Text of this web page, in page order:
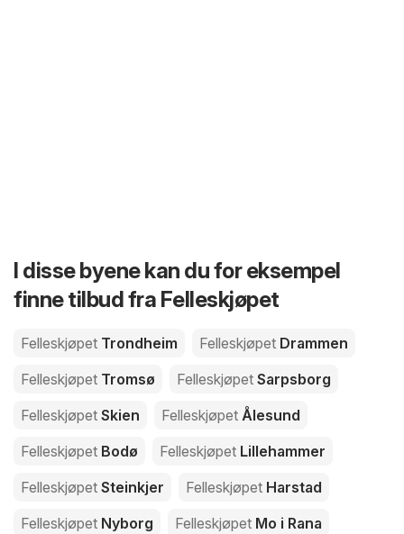
I disse byene kan du for eksempel
finne tilbud fra Felleskjøpet
Felleskjøpet Trondheim Felleskjøpet Drammen
Felleskjøpet Tromsø Felleskjøpet Sarpsborg
Felleskjøpet Skien Felleskjøpet Ålesund
Felleskjøpet Bodø Felleskjøpet Lillehammer
Felleskjøpet Steinkjer Felleskjøpet Harstad
Felleskjøpet Nyborg Felleskjøpet Mo i Rana